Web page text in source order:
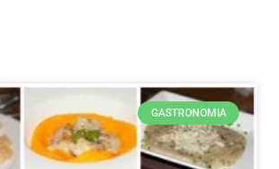
GASTRONOMIA